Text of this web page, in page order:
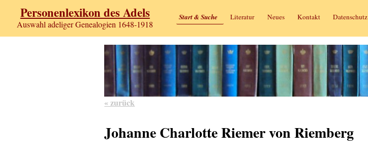
Personenlexikon des Adels
Auswahl adeliger Genealogien 1648-1918
Start & Suche Literatur Neues Kontakt Datenschutz
« zurück
Johanne Charlotte Riemer von Riemberg